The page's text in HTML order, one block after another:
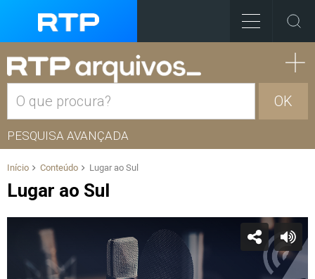
OK
PESQUISA AVANÇADA
Início Conteúdo Lugar ao Sul
Lugar ao Sul